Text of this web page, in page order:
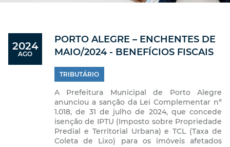
2024
AGO
PORTO ALEGRE – ENCHENTES DE
MAIO/2024 - BENEFÍCIOS FISCAIS
TRIBUTÁRIO
A Prefeitura Municipal de Porto Alegre
anunciou a sanção da Lei Complementar nº
1.018, de 31 de julho de 2024, que concede
isenção de IPTU (Imposto sobre Propriedade
Predial e Territorial Urbana) e TCL (Taxa de
Coleta de Lixo) para os imóveis afetados